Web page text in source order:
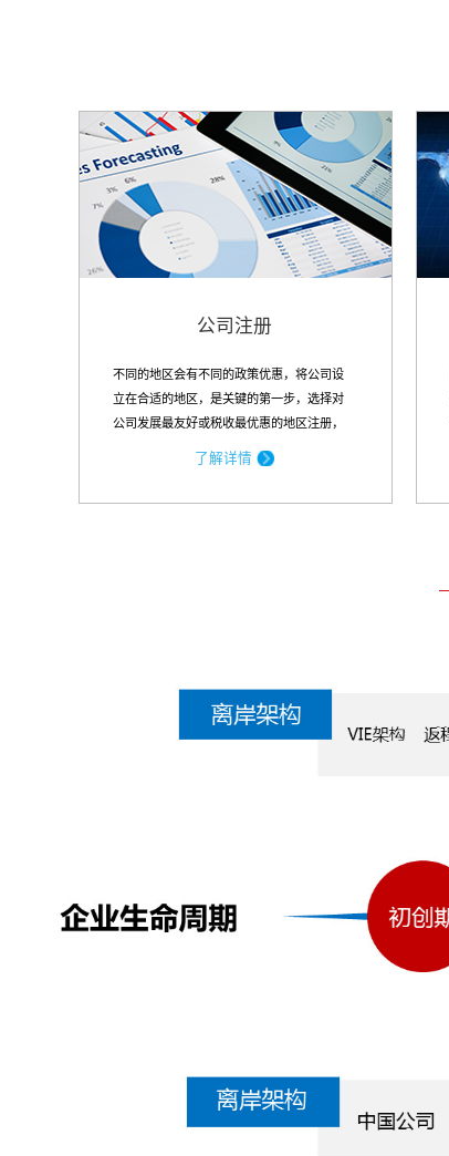
公司注册
不同的地区会有不同的政策优惠，将公司设
立在合适的地区，是关键的第一步，选择对
公司发展最友好或税收最优惠的地区注册，
了解详情